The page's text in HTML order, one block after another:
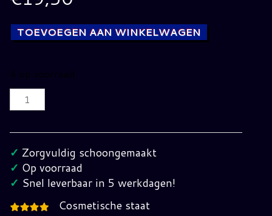
TOEVOEGEN AAN WINKELWAGEN
4 op voorraad
LEGO
set
80
hoeveelheid
✓ Zorgvuldig schoongemaakt
✓ Op voorraad
✓ Snel leverbaar in 5 werkdagen!
Cosmetische staat